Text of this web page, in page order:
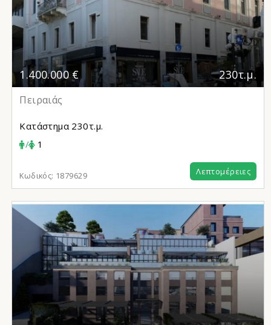
1.400.000 € 230τ.μ.
Πειραιάς
Κατάστημα 230τ.μ.
/
1
Κωδικός: 1879629 Λεπτομέρειες